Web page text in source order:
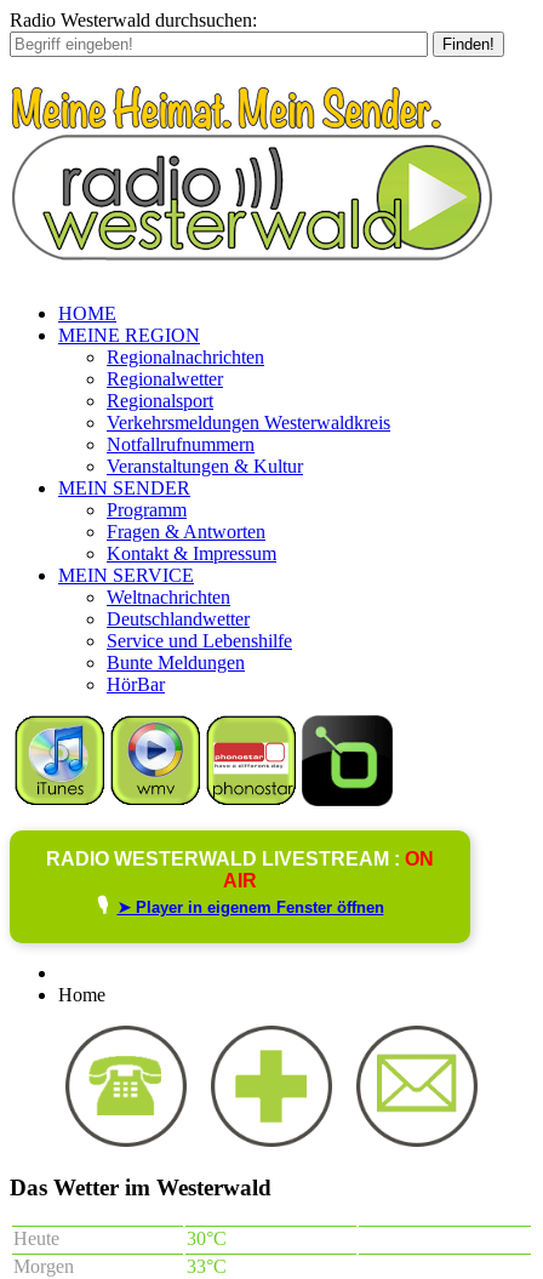
Radio Westerwald durchsuchen:
Finden!
HOME
MEINE REGION
Regionalnachrichten
Regionalwetter
Regionalsport
Verkehrsmeldungen Westerwaldkreis
Notfallrufnummern
Veranstaltungen & Kultur
MEIN SENDER
Programm
Fragen & Antworten
Kontakt & Impressum
MEIN SERVICE
Weltnachrichten
Deutschlandwetter
Service und Lebenshilfe
Bunte Meldungen
HörBar
RADIO WESTERWALD LIVESTREAM : ON
AIR
🎙️ ➤ Player in eigenem Fenster öffnen
Home
Das Wetter im Westerwald
Heute
30°C
Morgen
33°C